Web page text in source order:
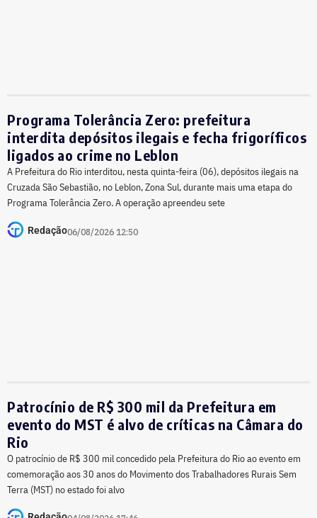
Programa Tolerância Zero: prefeitura
interdita depósitos ilegais e fecha frigoríficos
ligados ao crime no Leblon
A Prefeitura do Rio interditou, nesta quinta-feira (06), depósitos ilegais na
Cruzada São Sebastião, no Leblon, Zona Sul, durante mais uma etapa do
Programa Tolerância Zero. A operação apreendeu sete
Redação06/08/2026 12:50
Patrocínio de R$ 300 mil da Prefeitura em
evento do MST é alvo de críticas na Câmara do
Rio
O patrocínio de R$ 300 mil concedido pela Prefeitura do Rio ao evento em
comemoração aos 30 anos do Movimento dos Trabalhadores Rurais Sem
Terra (MST) no estado foi alvo